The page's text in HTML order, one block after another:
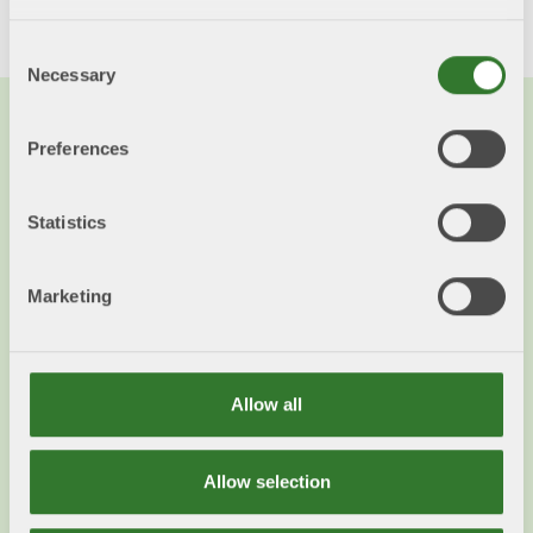
Selection
Necessary
Preferences
Statistics
Marketing
Allow all
Allow selection
Du kanske också vill läsa...
Mistra Digital Forest